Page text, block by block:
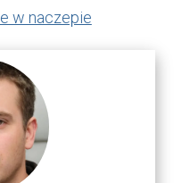
w naczepie